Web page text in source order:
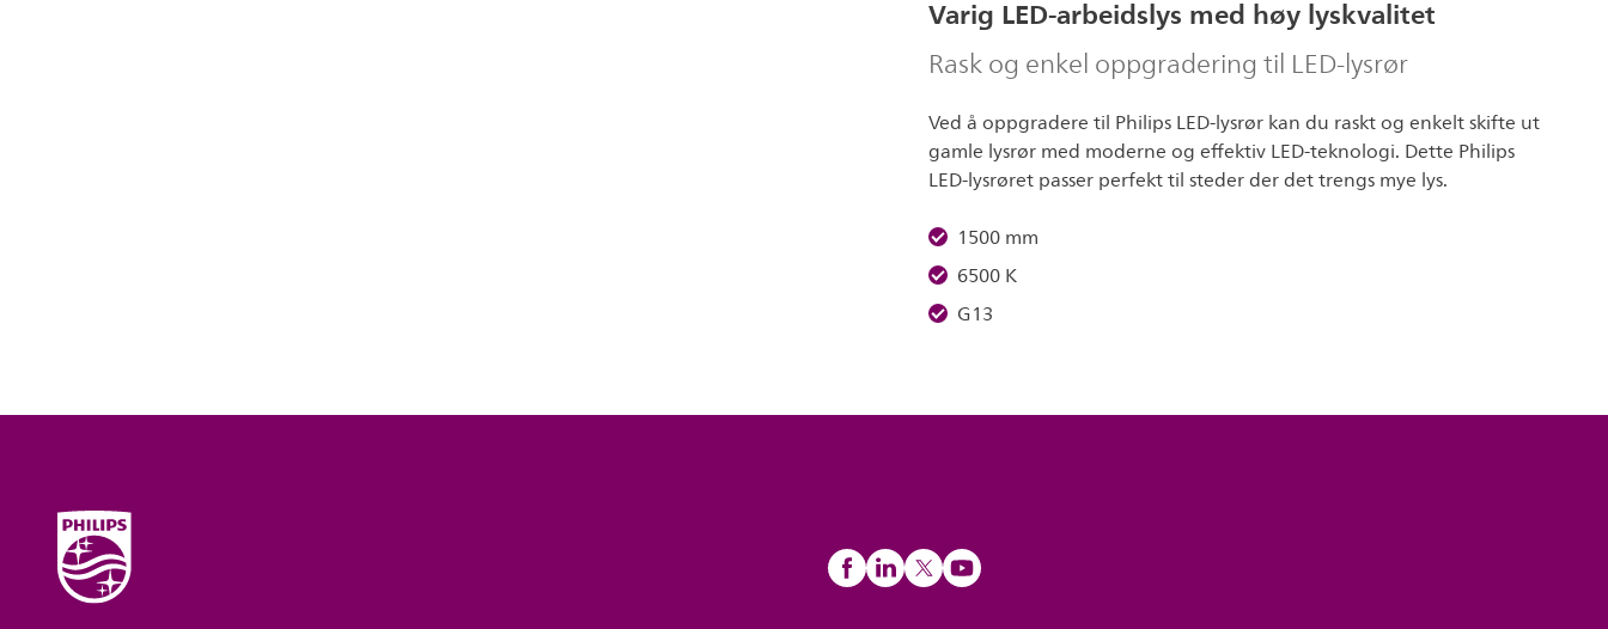
Varig LED-arbeidslys med høy lyskvalitet
Rask og enkel oppgradering til LED-lysrør
Ved å oppgradere til Philips LED-lysrør kan du raskt og enkelt skifte ut
gamle lysrør med moderne og effektiv LED-teknologi. Dette Philips
LED-lysrøret passer perfekt til steder der det trengs mye lys.
1500 mm
6500 K
G13